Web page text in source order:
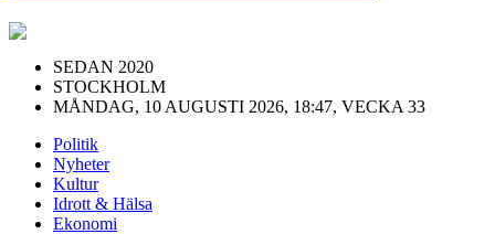
SEDAN 2020
STOCKHOLM
MÅNDAG, 10 AUGUSTI 2026, 18:47, VECKA 33
Politik
Nyheter
Kultur
Idrott & Hälsa
Ekonomi